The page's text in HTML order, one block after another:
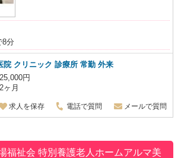
8分
院 クリニック 診療所 常勤 外来
円
ヶ月
求人を保存 電話で質問 メールで質問
福祉会特別養護老人ホームアルマ美